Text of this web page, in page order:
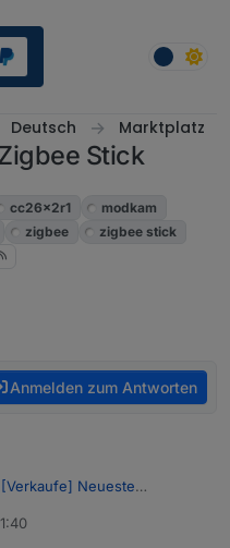
Deutsch Marktplatz
Stick
cc26x2r1
modkam
zigbee
zigbee stick
Anmelden zum Antworten
[Verkaufe] Neueste